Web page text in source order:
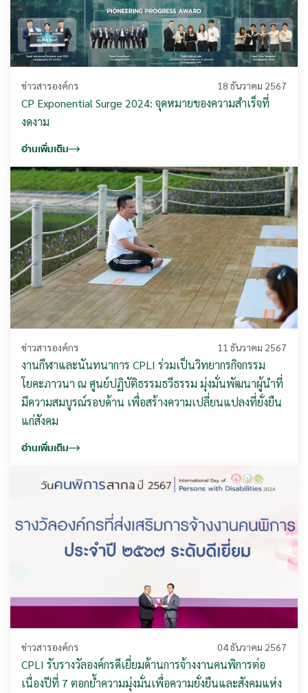
ข่าวสารองค์กร 18 ธันวาคม 2567
CP Exponential Surge 2024: จุดหมายของความสำเร็จที่
งดงาม
อ่านเพิ่มเติม
ข่าวสารองค์กร 11 ธันวาคม 2567
งานกีฬาและนันทนาการ CPLI ร่วมเป็นวิทยากรกิจกรรม
โยคะภาวนา ณ ศูนย์ปฏิบัติธรรมธวีธรรม มุ่งมั่นพัฒนาผู้นำที่
มีความสมบูรณ์รอบด้าน เพื่อสร้างความเปลี่ยนแปลงที่ยั่งยืน
แก่สังคม
อ่านเพิ่มเติม
ข่าวสารองค์กร 04 ธันวาคม 2567
CPLI รับรางวัลองค์กรดีเยี่ยมด้านการจ้างงานคนพิการต่อ
เนื่องปีที่ 7 ตอกย้ำความมุ่งมั่นเพื่อความยั่งยืนและสังคมแห่ง